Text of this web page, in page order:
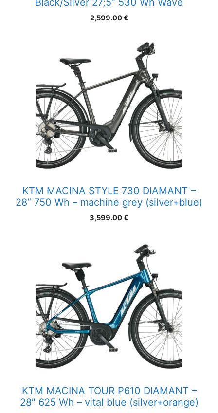
Black/Silver 27;5″ 530 Wh Wave
2,599.00€
KTM MACINA STYLE 730 DIAMANT –
28″ 750 Wh – machine grey (silver+blue)
3,599.00€
KTM MACINA TOUR P610 DIAMANT –
28″ 625 Wh – vital blue (silver+orange)